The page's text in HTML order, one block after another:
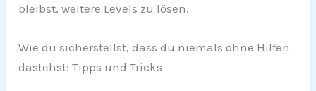
bleibst, weitere Levels zu lösen.
Wie du sicherstellst, dass du niemals ohne Hilfen
dastehst: Tipps und Tricks